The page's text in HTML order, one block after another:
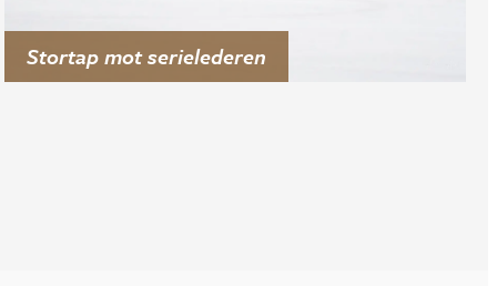
Stortap mot serielederen